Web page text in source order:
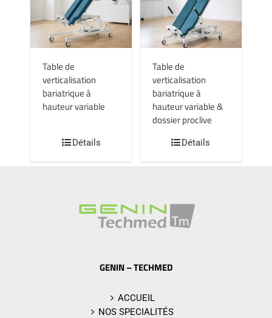
Table de
verticalisation
bariatrique à
hauteur variable
Détails
Table de
verticalisation
bariatrique à
hauteur variable &
dossier proclive
Détails
GENIN – TECHMED
ACCUEIL
NOS SPECIALITÉS